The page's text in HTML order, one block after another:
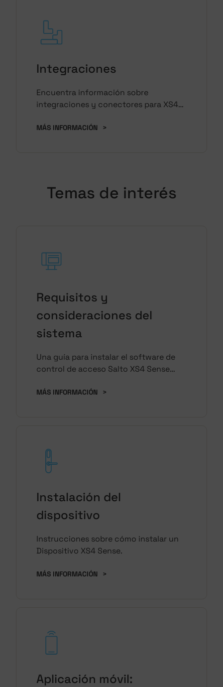
Integraciones
Encuentra información sobre
integraciones y conectores para XS4
MÁS INFORMACIÓN >
Temas de interés
Requisitos y
consideraciones del
sistema
Una guía para instalar el software de
control de acceso Salto XS4 Sense
sistema. Se debe leer antes de intentar
MÁS INFORMACIÓN >
Instalación del
dispositivo
Instrucciones sobre cómo instalar un
Dispositivo XS4 Sense.
MÁS INFORMACIÓN >
Aplicación móvil: